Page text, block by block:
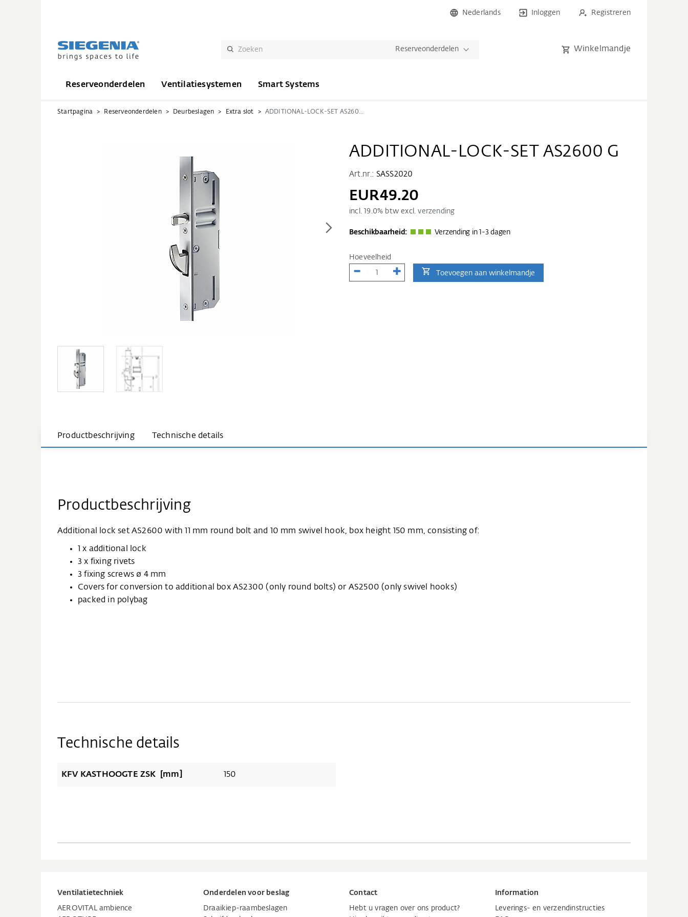
Nederlands Inloggen Registreren
Reserveonderdelen Winkelmandje
Reserveonderdelen Ventilatiesystemen Smart Systems
Startpagina Reserveonderdelen Deurbeslagen Extra slot ADDITIONAL-LOCK-SET AS2600 G
ADDITIONAL-LOCK-SET AS2600 G
Art.nr.: SASS2020
EUR49.20
incl. 19.0% btw excl.verzending
Beschikbaarheid: Verzending in 1-3 dagen
Hoeveelheid
Toevoegen aan winkelmandje
Productbeschrijving Technische details
Productbeschrijving
Additional lock set AS2600 with 11 mm round bolt and 10 mm swivel hook, box height 150 mm, consisting of:
1 x additional lock
3 x fixing rivets
3 fixing screws ø 4 mm
Covers for conversion to additional box AS2300 (only round bolts) or AS2500 (only swivel hooks)
packed in polybag
Technische details
KFV KASTHOOGTE ZSK [mm] 150
Ventilatietechniek
AEROVITAL ambience
Onderdelen voor beslag
Draaikiep-raambeslagen
Contact
Hebt u vragen over ons product?
Information
Leverings- en verzendinstructies